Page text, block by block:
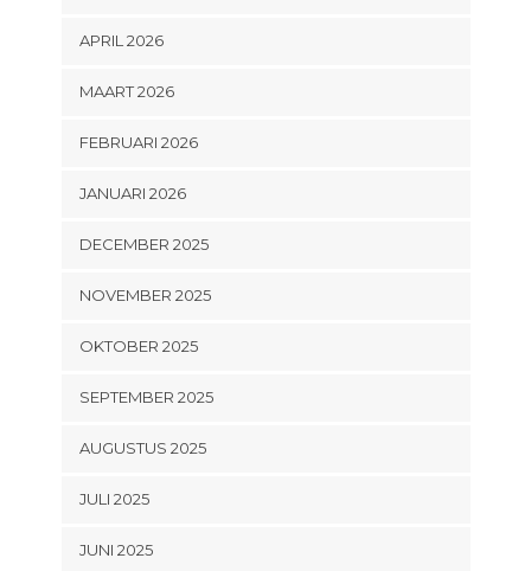
APRIL 2026
MAART 2026
FEBRUARI 2026
JANUARI 2026
DECEMBER 2025
NOVEMBER 2025
OKTOBER 2025
SEPTEMBER 2025
AUGUSTUS 2025
JULI 2025
JUNI 2025